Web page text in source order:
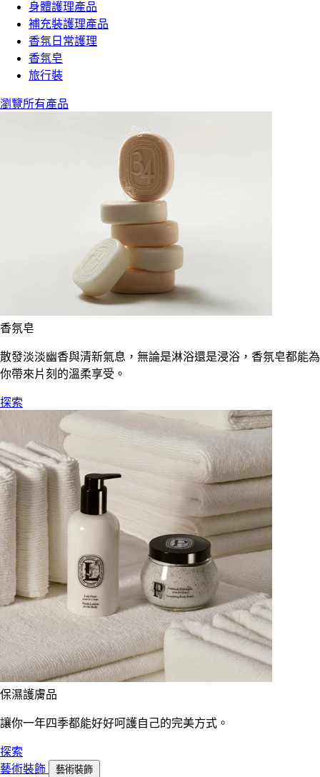
身體護理產品
補充裝護理產品
香氛日常護理
香氛皂
旅行裝
瀏覽所有產品
香氛皂
散發淡淡幽香與清新氣息，無論是淋浴還是浸浴，香氛皂都能為
你帶來片刻的溫柔享受。
探索
保濕護膚品
讓你一年四季都能好好呵護自己的完美方式。
探索
藝術裝飾
藝術裝飾